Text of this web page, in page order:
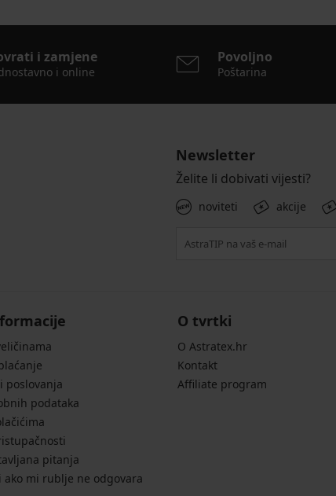
i zamjene
i online
Povoljno
Poštarina
Newsletter
Želite li dobivati vijesti?
noviteti akcije
poslovanja
podataka
pitanja
ako mi rublje ne odgovara
O tvrtki
O Astratex.hr
Kontakt
Affiliate program